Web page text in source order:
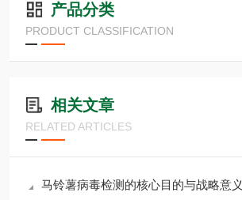
产品分类
PRODUCT CLASSIFICATION
相关文章
RELATED ARTICLES
马铃薯病毒检测的核心目的与战略意义